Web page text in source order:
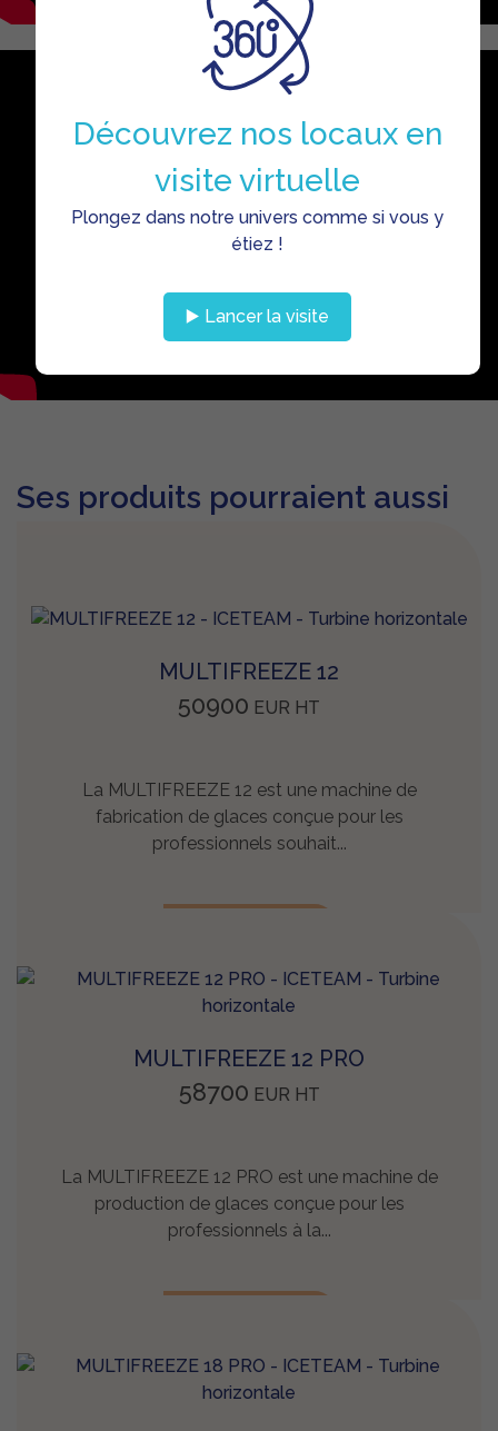
Découvrez nos locaux en
visite virtuelle
Plongez dans notre univers comme si vous y
étiez !
▶️ Lancer la visite
Ses produits pourraient aussi
MULTIFREEZE 12
50900 EUR HT
La MULTIFREEZE 12 est une machine de
fabrication de glaces conçue pour les
professionnels souhait...
MULTIFREEZE 12 PRO
58700 EUR HT
La MULTIFREEZE 12 PRO est une machine de
production de glaces conçue pour les
professionnels à la...